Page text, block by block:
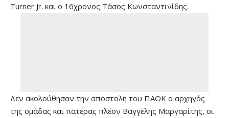
Turner Jr. και ο 16χρονος Τάσος Κωνσταντινίδης.
Δεν ακολούθησαν την αποστολή του ΠΑΟΚ ο αρχηγός
της ομάδας και πατέρας πλέον Βαγγέλης Μαργαρίτης, οι